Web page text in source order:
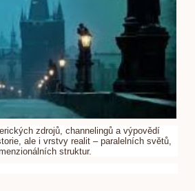
zdrojů, channelingů a výpovědí
ale i vrstvy realit – paralelních světů,
struktur.